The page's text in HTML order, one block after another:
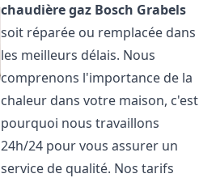
chaudière gaz Bosch Grabels
soit réparée ou remplacée dans
les meilleurs délais. Nous
comprenons l'importance de la
chaleur dans votre maison, c'est
pourquoi nous travaillons
24h/24 pour vous assurer un
service de qualité. Nos tarifs